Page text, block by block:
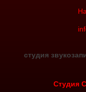
студия
Cтудия